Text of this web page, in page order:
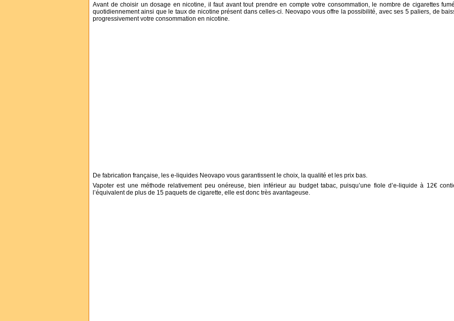
Avant de choisir un dosage en nicotine, il faut avant tout prendre en compte votre consommation, le nombre de cigarettes
quotidiennement ainsi que le taux de nicotine présent dans celles-ci. Neovapo vous offre la possibilité, avec ses 5 paliers, de
progressivement votre consommation en nicotine.
De fabrication française, les e-liquides Neovapo vous garantissent le choix, la qualité et les prix bas.
Vapoter est une méthode relativement peu onéreuse, bien inférieur au budget tabac, puisqu’une fiole d’e-liquide à 12€
l’équivalent de plus de 15 paquets de cigarette, elle est donc très avantageuse.